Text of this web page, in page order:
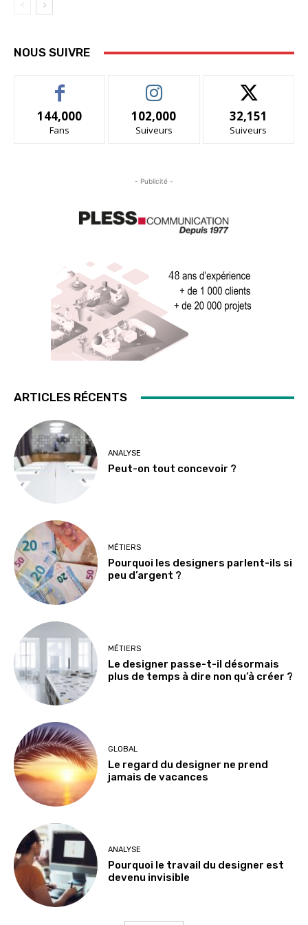
NOUS SUIVRE
144,000
Fans
102,000
Suiveurs
32,151
Suiveurs
- Publicité -
ARTICLES RÉCENTS
ANALYSE
Peut-on tout concevoir ?
MÉTIERS
Pourquoi les designers parlent-ils si
peu d’argent ?
MÉTIERS
Le designer passe-t-il désormais
plus de temps à dire non qu’à créer ?
GLOBAL
Le regard du designer ne prend
jamais de vacances
ANALYSE
Pourquoi le travail du designer est
devenu invisible